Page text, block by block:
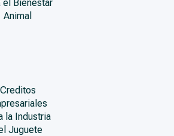
el Bienestar
Animal
Creditos
la Industria
Juguete